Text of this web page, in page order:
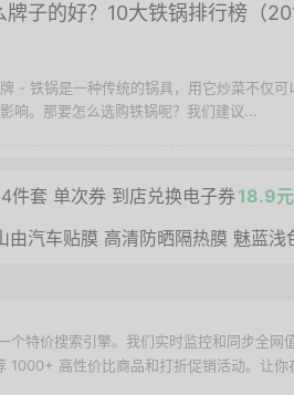
牌子的好？10大铁锅排行榜（
- 铁锅是一种传统的锅具，用它炒菜不仅
响。那要怎么选购铁锅呢？我们建议...
件套 单次券 到店兑换电子券18.9元
由汽车贴膜 高清防晒隔热膜 魅蓝浅
特价搜索引擎。我们实时监控和同步全网
1000+ 高性价比商品和打折促销活动。让